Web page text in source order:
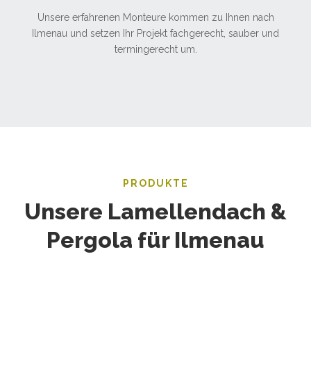
Unsere erfahrenen Monteure kommen zu Ihnen nach
Ilmenau und setzen Ihr Projekt fachgerecht, sauber und
termingerecht um.
PRODUKTE
Unsere Lamellendach &
Pergola für Ilmenau